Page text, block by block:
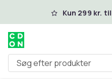
Spring til Kun 299 kr.
Søg efter produkter